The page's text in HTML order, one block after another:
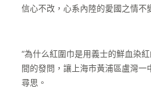
信心不改，心系內陸的愛國之情不
“為什么紅圍巾是用義士的鮮血染
間的發問，讓上海市黃浦區盧灣一
尋思。